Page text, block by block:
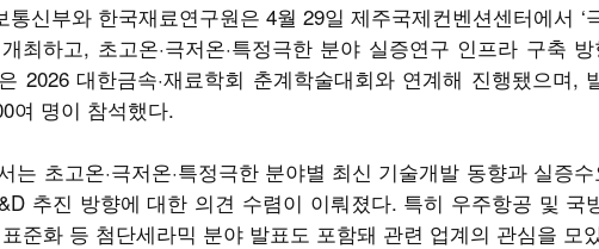
통신부와 한국재료연구원은 4월 29일 제주국제컨벤션센터에서
개최하고, 초고온·극저온·특정극한 분야 실증연구 인프라 구축
2026 대한금속·재료학회 춘계학술대회와 연계해 진행됐으며,
여 명이 참석했다.
는 초고온·극저온·특정극한 분야별 최신 기술개발 동향과 실증
추진 방향에 대한 의견 수렴이 이뤄졌다. 특히 우주항공 및 국
준화 등 첨단세라믹 분야 발표도 포함돼 관련 업계의 관심을 모